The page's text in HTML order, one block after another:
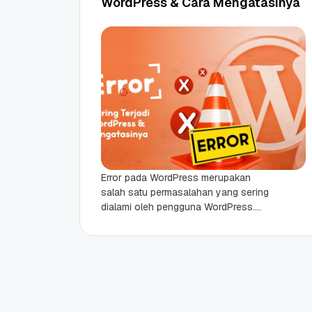
Error pada WordPress merupakan
salah satu permasalahan yang sering
dialami oleh pengguna WordPress.
dengan pengguna terbesar didunia